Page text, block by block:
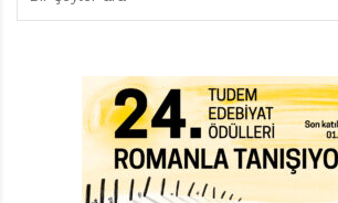
Kuşkusuz atölyedeki minik hanımların
işlerini kesinlikle kolaylaştıracaktır. Ya
söylemeli: Bizim öylesine muhteşem bir
ki bunu koruyup ileri taşıma
kadınlara yükleyemeyiz. Bu yüzden